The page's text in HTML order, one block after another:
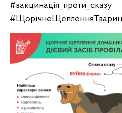
#вакцинація_проти_сказу
#ЩорічнеЩепленняТварин